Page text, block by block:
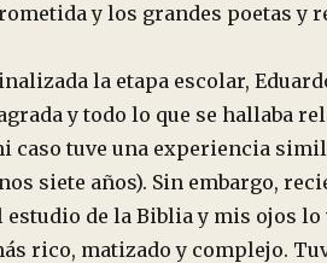
y los grandes poetas y
la etapa escolar,
y todo lo que se hallaba
caso tuve una experiencia
siete años). Sin embargo,
estudio de la Biblia y mis ojos
rico, matizado y complejo.